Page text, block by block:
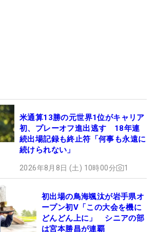
米通算13勝の元世界1位がキャリア
初、プレーオフ進出逃す 18年連
続出場記録も終止符「何事も永遠に
続けられない」
2026年8月8日 (土) 10時00分 1
初出場の鳥海颯汰が岩手県オ
ープン初V「この大会を機に
どんどん上に」 シニアの部
は宮本勝昌が連覇